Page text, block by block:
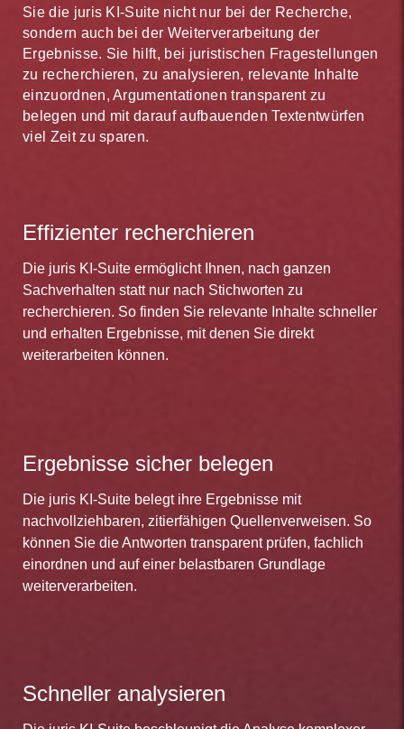
Sie die juris KI-Suite nicht nur bei der Recherche,
sondern auch bei der Weiterverarbeitung der
Ergebnisse. Sie hilft, bei juristischen Fragestellungen
zu recherchieren, zu analysieren, relevante Inhalte
einzuordnen, Argumentationen transparent zu
belegen und mit darauf aufbauenden Textentwürfen
viel Zeit zu sparen.
Effizienter recherchieren
Die juris KI-Suite ermöglicht Ihnen, nach ganzen
Sachverhalten statt nur nach Stichworten zu
recherchieren. So finden Sie relevante Inhalte schneller
und erhalten Ergebnisse, mit denen Sie direkt
weiterarbeiten können.
Ergebnisse sicher belegen
Die juris KI-Suite belegt ihre Ergebnisse mit
nachvollziehbaren, zitierfähigen Quellenverweisen. So
können Sie die Antworten transparent prüfen, fachlich
einordnen und auf einer belastbaren Grundlage
weiterverarbeiten.
Schneller analysieren